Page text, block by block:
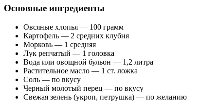
Основные ингредиенты
Овсяные хлопья — 100 грамм
Картофель — 2 средних клубня
Морковь — 1 средняя
Лук репчатый — 1 головка
Вода или овощной бульон — 1,2 литра
Растительное масло — 1 ст. ложка
Соль — по вкусу
Черный молотый перец — по вкусу
Свежая зелень (укроп, петрушка) — по желанию